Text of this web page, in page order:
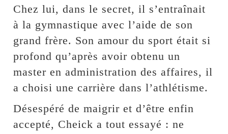
Chez lui, dans le secret, il s’entraînait
à la gymnastique avec l’aide de son
grand frère. Son amour du sport était si
profond qu’après avoir obtenu un
master en administration des affaires, il
a choisi une carrière dans l’athlétisme.
Désespéré de maigrir et d’être enfin
accepté, Cheick a tout essayé : ne